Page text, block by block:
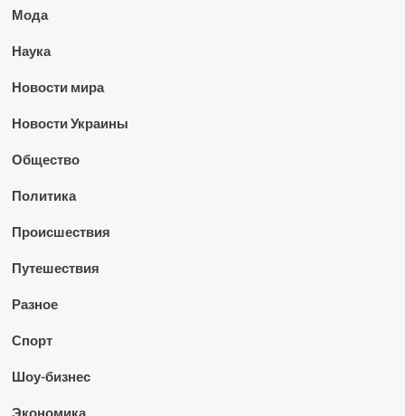
Мода
Наука
Новости мира
Новости Украины
Общество
Политика
Происшествия
Путешествия
Разное
Спорт
Шоу-бизнес
Экономика